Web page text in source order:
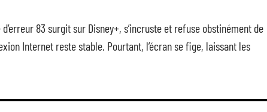
83 surgit sur Disney+, s’incruste et refuse obstinément de
Internet reste stable. Pourtant, l’écran se fige, laissant les